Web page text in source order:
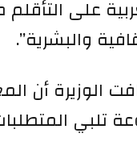
على
والبشرية”.
الوزيرة أن
تلبي